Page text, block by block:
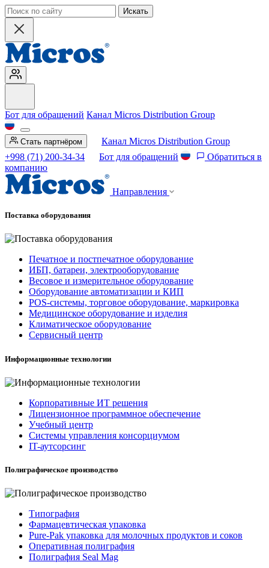
Искать
Бот для обращений Канал Micros Distribution Group
Стать партнёром
Канал Micros Distribution Group
+998 (71) 200-34-34
Бот для обращений
Обратиться в
компанию
Направления
Поставка оборудования
Печатное и постпечатное оборудование
ИБП, батареи, электрооборудование
Весовое и измерительное оборудование
Оборудование автоматизации и КИП
POS-системы, торговое оборудование, маркировка
Медицинское оборудование и изделия
Климатическое оборудование
Сервисный центр
Информационные технологии
Корпоративные ИТ решения
Лицензионное программное обеспечение
Учебный центр
Системы управления консорциумом
IT-аутсорсинг
Полиграфическое производство
Типография
Фармацевтическая упаковка
Pure-Pak упаковка для молочных продуктов и соков
Оперативная полиграфия
Полиграфия Seal Mag